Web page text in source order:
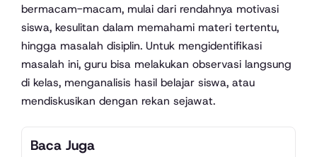
bermacam-macam, mulai dari rendahnya motivasi
siswa, kesulitan dalam memahami materi tertentu,
hingga masalah disiplin. Untuk mengidentifikasi
masalah ini, guru bisa melakukan observasi langsung
di kelas, menganalisis hasil belajar siswa, atau
mendiskusikan dengan rekan sejawat.
Baca Juga